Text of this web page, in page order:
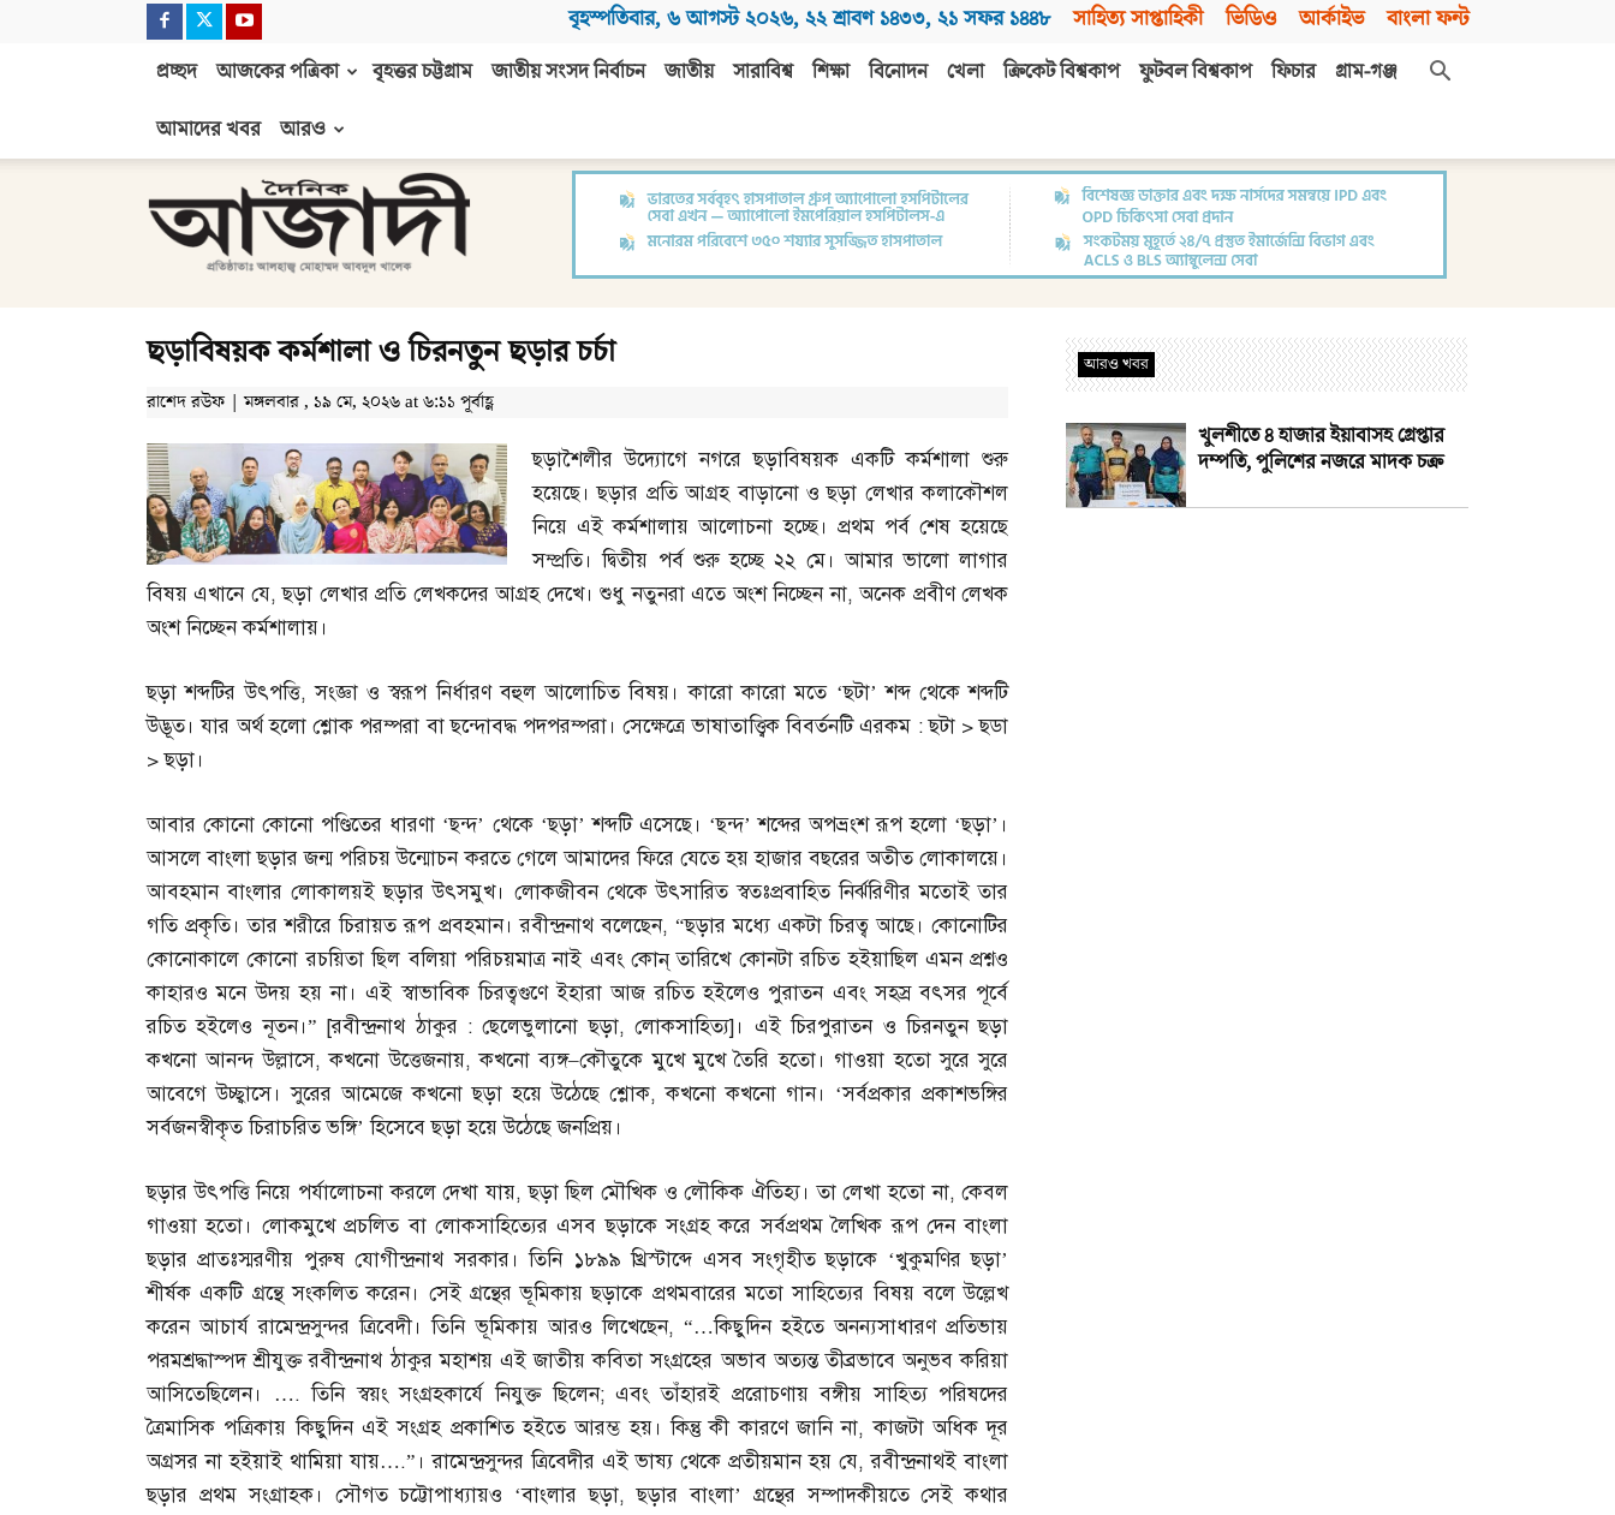
বৃহস্পতিবার, ৬ আগস্ট ২০২৬, ২২ শ্রাবণ ১৪৩৩, ২১ সফর ১৪৪৮ সাহিত্য সাপ্তাহিকী ভিডিও আর্কাইভ বাংলা ফন্ট
প্রচ্ছদ আজকের পত্রিকা বৃহত্তর চট্টগ্রাম জাতীয় সংসদ নির্বাচন জাতীয় সারাবিশ্ব শিক্ষা বিনোদন খেলা ক্রিকেট বিশ্বকাপ ফুটবল বিশ্বকাপ ফিচার
গ্রাম-গঞ্জ
আমাদের খবর
আরও
আজাদী
ছড়াবিষয়ক কর্মশালা ও চিরনতুন ছড়ার চর্চা
রাশেদ রউফ | মঙ্গলবার , ১৯ মে, ২০২৬ at ৬:১১ পূর্বাহ্ণ
ছড়াশৈলীর উদ্যোগে নগরে ছড়াবিষয়ক একটি কর্মশালা শুরু
হয়েছে। ছড়ার প্রতি আগ্রহ বাড়ানো ও ছড়া লেখার কলাকৌশল
নিয়ে এই কর্মশালায় আলোচনা হচ্ছে। প্রথম পর্ব শেষ হয়েছে
সম্প্রতি। দ্বিতীয় পর্ব শুরু হচ্ছে ২২ মে। আমার ভালো লাগার
বিষয় এখানে যে,ছড়া লেখার প্রতি লেখকদের আগ্রহ দেখে। শুধু নতুনরা এতে অংশ নিচ্ছেন না,অনেক প্রবীণ লেখক
অংশ নিচ্ছেন কর্মশালায়।
ছড়া শব্দটির উৎপত্তি,সংজ্ঞা ও স্বরূপ নির্ধারণ বহুল আলোচিত বিষয়। কারো কারো মতে ‘ছটা’ শব্দ থেকে শব্দটি
উদ্ভূত। যার অর্থ হলো শ্লোক পরম্পরা বা ছন্দোবদ্ধ পদপরম্পরা। সেক্ষেত্রে ভাষাতাত্ত্বিক বিবর্তনটি এরকম :ছটা >ছডা
>ছড়া।
আবার কোনো কোনো পণ্ডিতের ধারণা ‘ছন্দ’ থেকে ‘ছড়া’ শব্দটি এসেছে। ‘ছন্দ’ শব্দের অপভ্রংশ রূপ হলো ‘ছড়া’।
আসলে বাংলা ছড়ার জন্ম পরিচয় উন্মোচন করতে গেলে আমাদের ফিরে যেতে হয় হাজার বছরের অতীত লোকালয়ে।
আবহমান বাংলার লোকালয়ই ছড়ার উৎসমুখ। লোকজীবন থেকে উৎসারিত স্বতঃপ্রবাহিত নির্ঝরিণীর মতোই তার
গতি প্রকৃতি। তার শরীরে চিরায়ত রূপ প্রবহমান। রবীন্দ্রনাথ বলেছেন, “ছড়ার মধ্যে একটা চিরত্ব আছে। কোনোটির
কোনোকালে কোনো রচয়িতা ছিল বলিয়া পরিচয়মাত্র নাই এবং কোন্‌ তারিখে কোনটা রচিত হইয়াছিল এমন প্রশ্নও
কাহারও মনে উদয় হয় না। এই স্বাভাবিক চিরত্বগুণে ইহারা আজ রচিত হইলেও পুরাতন এবং সহস্র বৎসর পূর্বে
রচিত হইলেও নূতন।”[রবীন্দ্রনাথ ঠাকুর :ছেলেভুলানো ছড়া,লোকসাহিত্য]। এই চিরপুরাতন ও চিরনতুন ছড়া
কখনো আনন্দ উল্লাসে,কখনো উত্তেজনায়,কখনো ব্যঙ্গ–কৌতুকে মুখে মুখে তৈরি হতো। গাওয়া হতো সুরে সুরে
আবেগে উচ্ছ্বাসে। সুরের আমেজে কখনো ছড়া হয়ে উঠেছে শ্লোক,কখনো কখনো গান। ‘সর্বপ্রকার প্রকাশভঙ্গির
সর্বজনস্বীকৃত চিরাচরিত ভঙ্গি’ হিসেবে ছড়া হয়ে উঠেছে জনপ্রিয়।
ছড়ার উৎপত্তি নিয়ে পর্যালোচনা করলে দেখা যায়,ছড়া ছিল মৌখিক ও লৌকিক ঐতিহ্য। তা লেখা হতো না,কেবল
গাওয়া হতো। লোকমুখে প্রচলিত বা লোকসাহিত্যের এসব ছড়াকে সংগ্রহ করে সর্বপ্রথম লৈখিক রূপ দেন বাংলা
ছড়ার প্রাতঃস্মরণীয় পুরুষ যোগীন্দ্রনাথ সরকার। তিনি ১৮৯৯ খ্রিস্টাব্দে এসব সংগৃহীত ছড়াকে ‘খুকুমণির ছড়া’
শীর্ষক একটি গ্রন্থে সংকলিত করেন। সেই গ্রন্থের ভূমিকায় ছড়াকে প্রথমবারের মতো সাহিত্যের বিষয় বলে উল্লেখ
করেন আচার্য রামেন্দ্রসুন্দর ত্রিবেদী। তিনি ভূমিকায় আরও লিখেছেন, “…কিছুদিন হইতে অনন্যসাধারণ প্রতিভায়
পরমশ্রদ্ধাস্পদ শ্রীযুক্ত রবীন্দ্রনাথ ঠাকুর মহাশয় এই জাতীয় কবিতা সংগ্রহের অভাব অত্যন্ত তীব্রভাবে অনুভব করিয়া
আসিতেছিলেন।
….তিনি স্বয়ং সংগ্রহকার্যে নিযুক্ত ছিলেন;এবং তাঁহারই প্ররোচণায় বঙ্গীয় সাহিত্য পরিষদের
ত্রৈমাসিক পত্রিকায় কিছুদিন এই সংগ্রহ প্রকাশিত হইতে আরম্ভ হয়। কিন্তু কী কারণে জানি না,কাজটা অধিক দূর
অগ্রসর না হইয়াই থামিয়া যায়….” । রামেন্দ্রসুন্দর ত্রিবেদীর এই ভাষ্য থেকে প্রতীয়মান হয় যে,রবীন্দ্রনাথই বাংলা
ছড়ার প্রথম সংগ্রাহক। সৌগত চট্টোপাধ্যায়ও ‘বাংলার ছড়া,ছড়ার বাংলা’ গ্রন্থের সম্পাদকীয়তে সেই কথার
আরও খবর
খুলশীতে ৪ হাজার ইয়াবাসহ গ্রেপ্তার
দম্পতি, পুলিশের নজরে মাদক চক্র